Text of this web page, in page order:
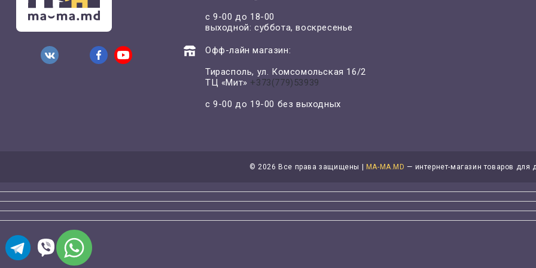
с 9-00 до 18-00
выходной: суббота, воскресенье
Офф-лайн магазин:
Тирасполь, ул. Комсомольская 16/2
ТЦ «Мит» +373(779)53939
с 9-00 до 19-00 без выходных
© 2026 Все права защищены | MA-MA.MD — интернет-магазин товаров для